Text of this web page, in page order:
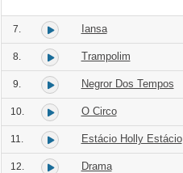
7. Iansa
8. Trampolim
9. Negror Dos Tempos
10. O Circo
11. Estácio Holly Estácio
12. Drama